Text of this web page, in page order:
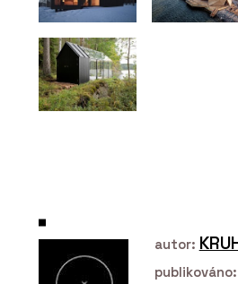
autor:
publikováno: